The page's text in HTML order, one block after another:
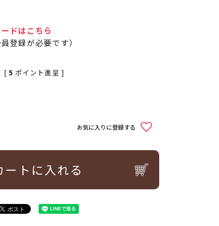
ドはこちら
登録が必要です）
[ 5 ポイント進呈 ]
お気に入りに登録する
ートに入れる